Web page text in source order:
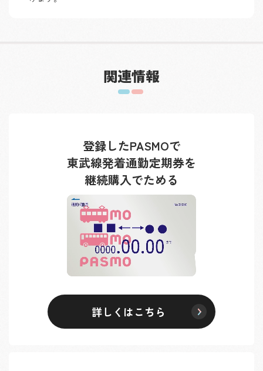
関連情報
登録したPASMOで
東武線発着通勤定期券を
継続購入でためる
詳しくはこちら